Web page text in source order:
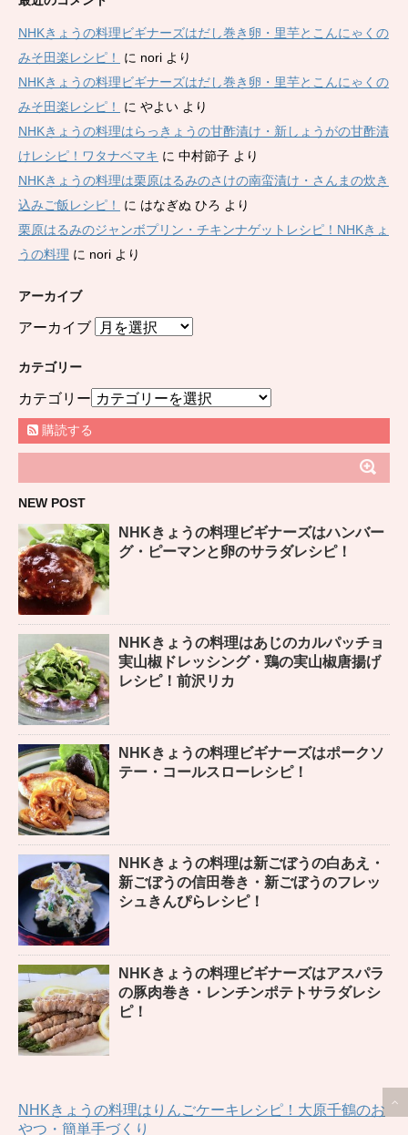
NHKきょうの料理ビギナーズはだし巻き卵・里芋とこんにゃくの
みそ田楽レシピ！
に nori より
NHKきょうの料理ビギナーズはだし巻き卵・里芋とこんにゃくの
みそ田楽レシピ！
に やよい より
NHKきょうの料理はらっきょうの甘酢漬け・新しょうがの甘酢漬
けレシピ！ワタナベマキ に 中村節子 より
NHKきょうの料理は栗原はるみのさけの南蛮漬け・さんまの炊き
込みご飯レシピ！
に はなぎぬ ひろ より
栗原はるみのジャンボプリン・チキンナゲットレシピ！NHKきょ
うの料理 に nori より
アーカイブ
アーカイブ
カテゴリー
カテゴリー
購読する
NEW POST
NHKきょうの料理ビギナーズはハンバー
グ・ピーマンと卵のサラダレシピ！
NHKきょうの料理はあじのカルパッチョ
実山椒ドレッシング・鶏の実山椒唐揚げ
レシピ！前沢リカ
NHKきょうの料理ビギナーズはポークソ
テー・コールスローレシピ！
NHKきょうの料理は新ごぼうの白あえ・
新ごぼうの信田巻き・新ごぼうのフレッ
シュきんぴらレシピ！
NHKきょうの料理ビギナーズはアスパラ
の豚肉巻き・レンチンポテトサラダレシ
ピ！
NHKきょうの料理はりんごケーキレシピ！大原千鶴のお
やつ・簡単手づくり